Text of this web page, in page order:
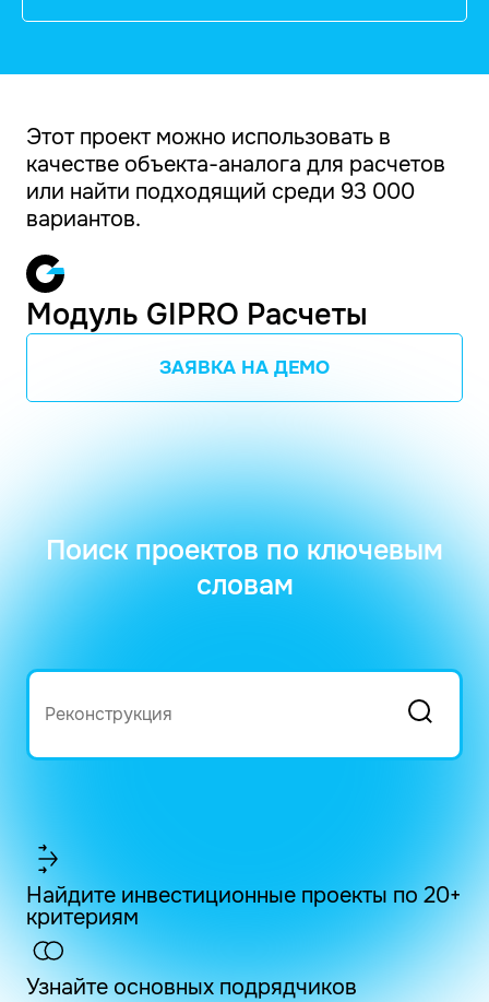
Этот проект можно использовать в
качестве объекта-аналога для расчетов
или найти подходящий среди 93 000
вариантов.
Модуль GIPRO Расчеты
ЗАЯВКА НА ДЕМО
Поиск проектов по ключевым
словам
Найдите инвестиционные проекты по 20+
критериям
Узнайте основных подрядчиков